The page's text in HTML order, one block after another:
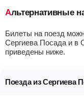
Альтернативные
Билеты на поезд
Сергиева Посада и в
приведены ниже.
Поезда из Сергиева